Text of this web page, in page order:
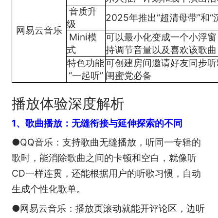
网易云音乐
音质升
级
2025年推出“超清母带”和
Mini模
式
可以最小化变成一个小浮
持调节音量以及喜欢该歌
特色功能
“一起听”
可创建房间邀请好友同步
闺蜜党必备
播放体验深度解析
1、歌曲播放：无缝衔接与延伸探索的不同
●QQ音乐：支持歌曲无缝播放，听同一专辑的
歌时，能消除歌曲之间的卡顿和空白，就像听
CD一样连贯，还能根据用户的听歌习惯，自动
生成个性化歌单。
●网易云音乐：播放页滚动就能开评论区，边听